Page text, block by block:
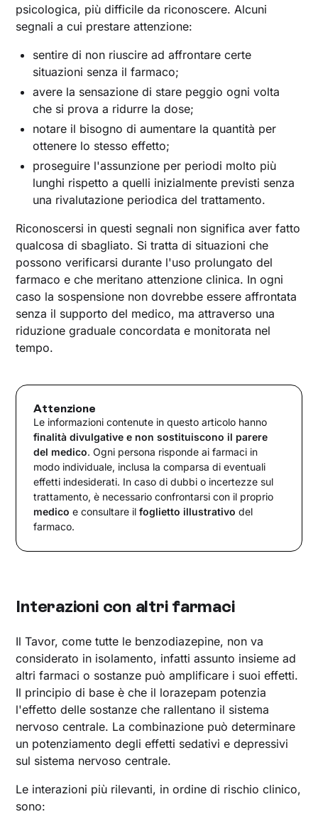
psicologica, più difficile da riconoscere. Alcuni
segnali a cui prestare attenzione:
sentire di non riuscire ad affrontare certe
situazioni senza il farmaco;
avere la sensazione di stare peggio ogni volta
che si prova a ridurre la dose;
notare il bisogno di aumentare la quantità per
ottenere lo stesso effetto;
proseguire l'assunzione per periodi molto più
lunghi rispetto a quelli inizialmente previsti senza
una rivalutazione periodica del trattamento.
Riconoscersi in questi segnali non significa aver fatto
qualcosa di sbagliato. Si tratta di situazioni che
possono verificarsi durante l'uso prolungato del
farmaco e che meritano attenzione clinica. In ogni
caso la sospensione non dovrebbe essere affrontata
senza il supporto del medico, ma attraverso una
riduzione graduale concordata e monitorata nel
tempo.
Attenzione
Le informazioni contenute in questo articolo hanno
finalità divulgative e non sostituiscono il parere
del medico. Ogni persona risponde ai farmaci in
modo individuale, inclusa la comparsa di eventuali
effetti indesiderati. In caso di dubbi o incertezze sul
trattamento, è necessario confrontarsi con il proprio
medico e consultare ilfoglietto illustrativo del
farmaco.
Interazioni con altri farmaci
Il Tavor, come tutte le benzodiazepine, non va
considerato in isolamento, infatti assunto insieme ad
altri farmaci o sostanze può amplificare i suoi effetti.
Il principio di base è che il lorazepam potenzia
l'effetto delle sostanze che rallentano il sistema
nervoso centrale. La combinazione può determinare
un potenziamento degli effetti sedativi e depressivi
sul sistema nervoso centrale.
Le interazioni più rilevanti, in ordine di rischio clinico,
sono: